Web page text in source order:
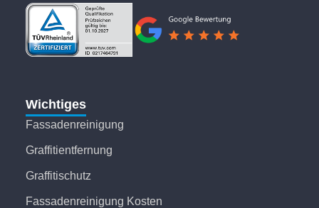
Wichtiges
Fassadenreinigung
Graffitientfernung
Graffitischutz
Fassadenreinigung Kosten